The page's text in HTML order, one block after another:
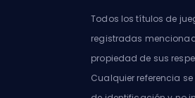
Todos los títulos de
registradas
propiedad de sus
Cualquier referencia